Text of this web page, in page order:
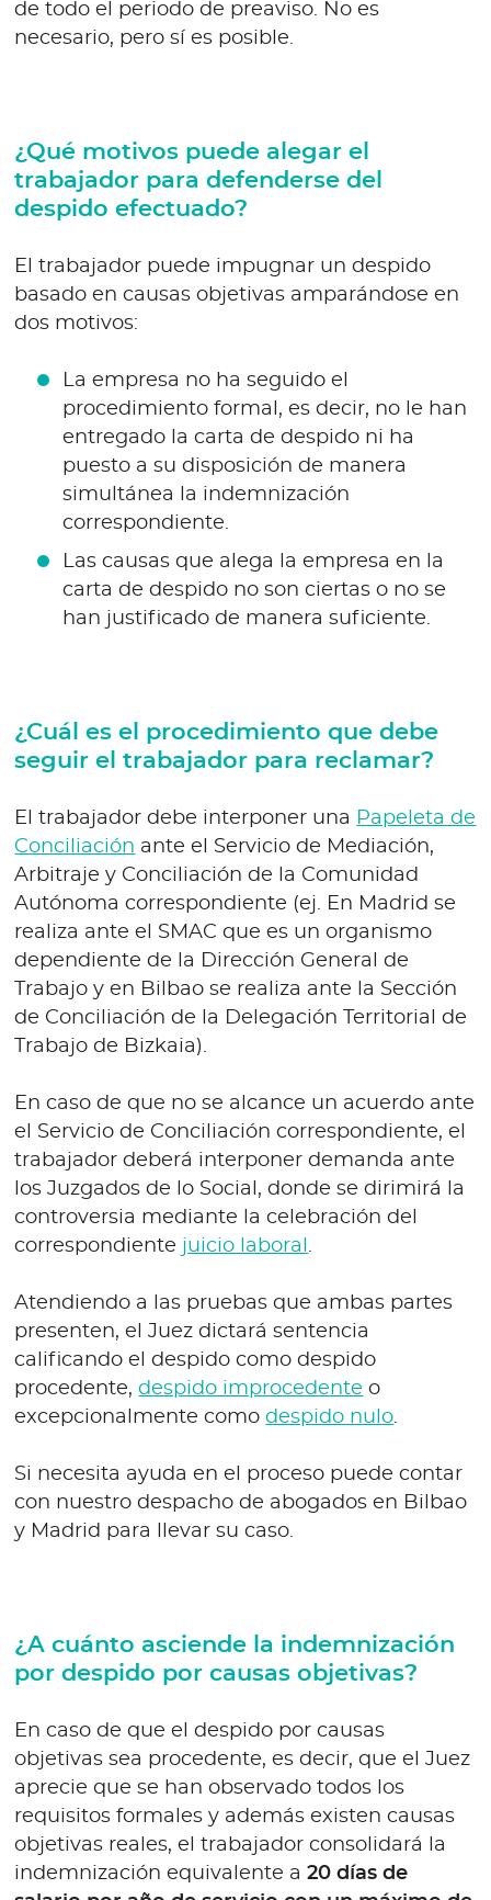
de todo el periodo de preaviso. No es
necesario, pero sí es posible.
¿Qué motivos puede alegar el
trabajador para defenderse del
despido efectuado?
El trabajador puede impugnar un despido
basado en causas objetivas amparándose en
dos motivos:
La empresa no ha seguido el
procedimiento formal, es decir, no le han
entregado la carta de despido ni ha
puesto a su disposición de manera
simultánea la indemnización
correspondiente.
Las causas que alega la empresa en la
carta de despido no son ciertas o no se
han justificado de manera suficiente.
¿Cuál es el procedimiento que debe
seguir el trabajador para reclamar?
El trabajador debe interponer una Papeleta de
Conciliación ante el Servicio de Mediación,
Arbitraje y Conciliación de la Comunidad
Autónoma correspondiente (ej. En Madrid se
realiza ante el SMAC que es un organismo
dependiente de la Dirección General de
Trabajo y en Bilbao se realiza ante la Sección
de Conciliación de la Delegación Territorial de
Trabajo de Bizkaia).
En caso de que no se alcance un acuerdo ante
el Servicio de Conciliación correspondiente, el
trabajador deberá interponer demanda ante
los Juzgados de lo Social, donde se dirimirá la
controversia mediante la celebración del
correspondiente juicio laboral .
Atendiendo a las pruebas que ambas partes
presenten, el Juez dictará sentencia
calificando el despido como despido
procedente,despido improcedente o
excepcionalmente comodespido nulo.
Si necesita ayuda en el proceso puede contar
con nuestro despacho de abogados en Bilbao
y Madrid para llevar su caso.
¿A cuánto asciende la indemnización
por despido por causas objetivas?
En caso de que el despido por causas
objetivas sea procedente, es decir, que el Juez
aprecie que se han observado todos los
requisitos formales y además existen causas
objetivas reales, el trabajador consolidará la
indemnización equivalente a20 días de